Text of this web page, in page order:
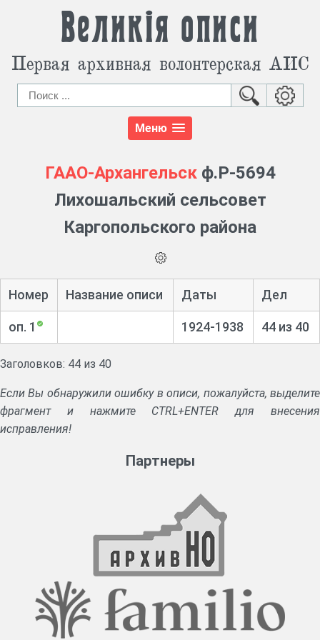
Великія описи
Первая архивная волонтерская АИС
Меню
ГААО-Архангельскф.Р-5694
Лихошальский сельсовет
Каргопольского района
Номер Название описи Даты Дел
оп. 1 1924-1938 44 из 40
Заголовков: 44 из 40
Если Вы обнаружили ошибку в описи, пожалуйста, выделите
фрагмент и нажмите CTRL+ENTER для внесения
исправления!
Партнеры